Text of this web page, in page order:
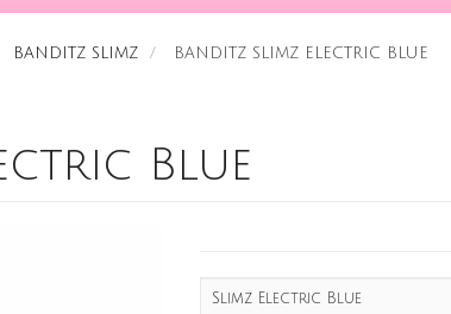
BANDITZ SLIMZ BANDITZ SLIMZ ELECTRIC BLUE
Blue
Slimz Electric Blue